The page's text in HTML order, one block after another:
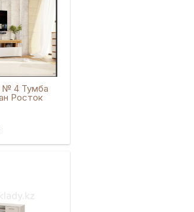
№ 4 Тумба
Росток